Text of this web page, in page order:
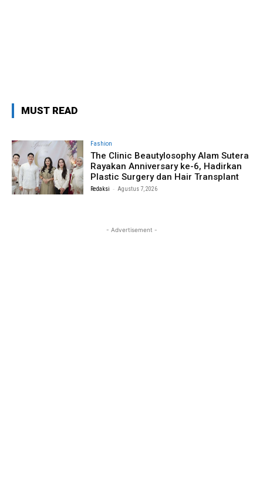
MUST READ
Fashion
The Clinic Beautylosophy Alam Sutera
Rayakan Anniversary ke-6, Hadirkan
Plastic Surgery dan Hair Transplant
Redaksi - Agustus 7, 2026
- Advertisement -